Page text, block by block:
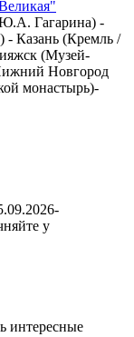
Гагарина) -
- Казань (Кремль /
(Музей-
Новгород
монастырь)-
у
интересные